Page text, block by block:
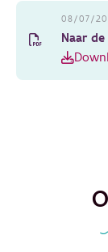
08/07/
Naar